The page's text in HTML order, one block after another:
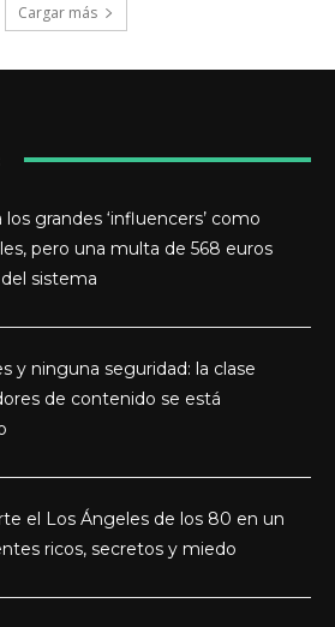
Cargar más
grandes ‘influencers’ como
pero una multa de 568 euros
sistema
y ninguna seguridad: la clase
de contenido se está
el Los Ángeles de los 80 en un
ricos, secretos y miedo